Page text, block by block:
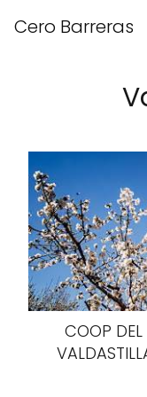
Cero Barreras
COOP